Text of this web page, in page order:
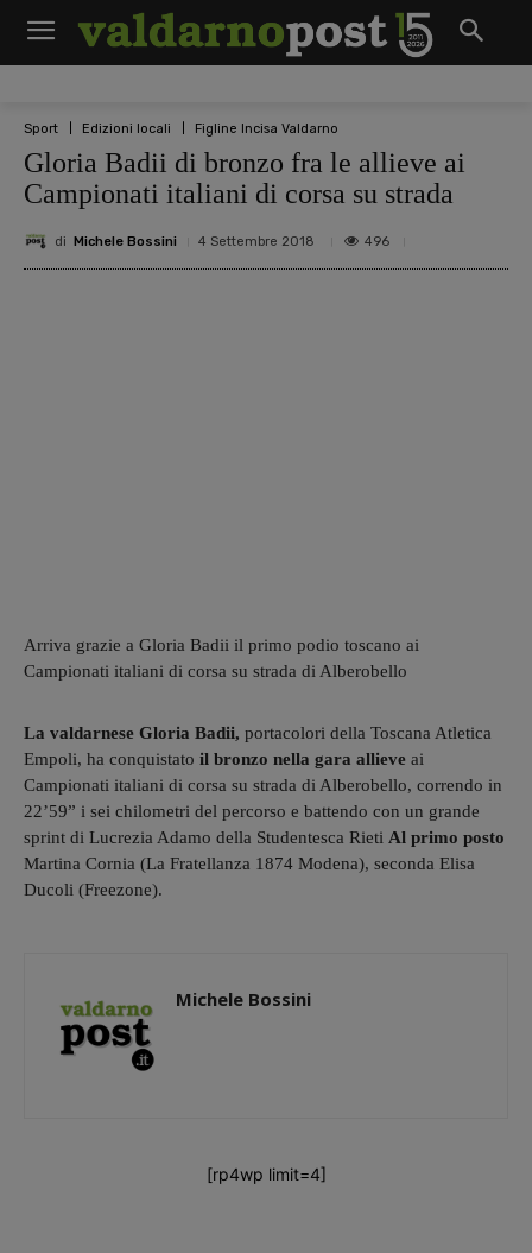
Sport Edizioni locali Figline Incisa Valdarno
Gloria Badii di bronzo fra le allieve ai
Campionati italiani di corsa su strada
di Michele Bossini 4 Settembre 2018 496
Arriva grazie a Gloria Badii il primo podio toscano ai
Campionati italiani di corsa su strada di Alberobello
La valdarnese Gloria Badii, portacolori della Toscana Atletica
Empoli, ha conquistato il bronzo nella gara allieve ai
Campionati italiani di corsa su strada di Alberobello, correndo in
22’59” i sei chilometri del percorso e battendo con un grande
sprint di Lucrezia Adamo della Studentesca Rieti Al primo posto
Martina Cornia (La Fratellanza 1874 Modena), seconda Elisa
Ducoli (Freezone).
Michele Bossini
[rp4wp limit=4]